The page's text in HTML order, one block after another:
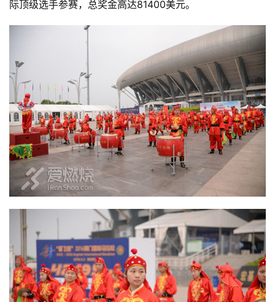
际顶级选手参赛，总奖金高达81400美元。